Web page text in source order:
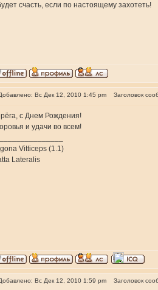
счасть, если по настоящему захотеть!
Вс Дек 12, 2010 1:45 pm Заголовок
с Днем Рождения!
и удачи во всем!
Vitticeps (1.1)
Lateralis
Вс Дек 12, 2010 1:59 pm Заголовок